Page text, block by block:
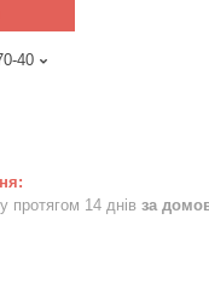
40
протягом 14 днів за